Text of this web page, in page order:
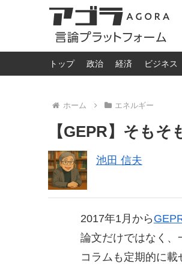
トップ 政治 経済 ビジネス
ホーム エネルギー
【GEPR】そも
池田 信夫
2017年1月から
論文だけではなく、
コラムも定期的に載